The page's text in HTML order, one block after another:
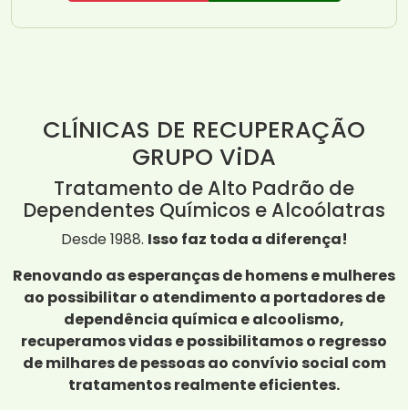
CLÍNICAS DE RECUPERAÇÃO
GRUPO ViDA
Tratamento de Alto Padrão de
Dependentes Químicos e Alcoólatras
Desde 1988. Isso faz toda a diferença!
Renovando as esperanças de homens e mulheres
ao possibilitar o atendimento a portadores de
dependência química e alcoolismo,
recuperamos vidas e possibilitamos o regresso
de milhares de pessoas ao convívio social com
tratamentos realmente eficientes.